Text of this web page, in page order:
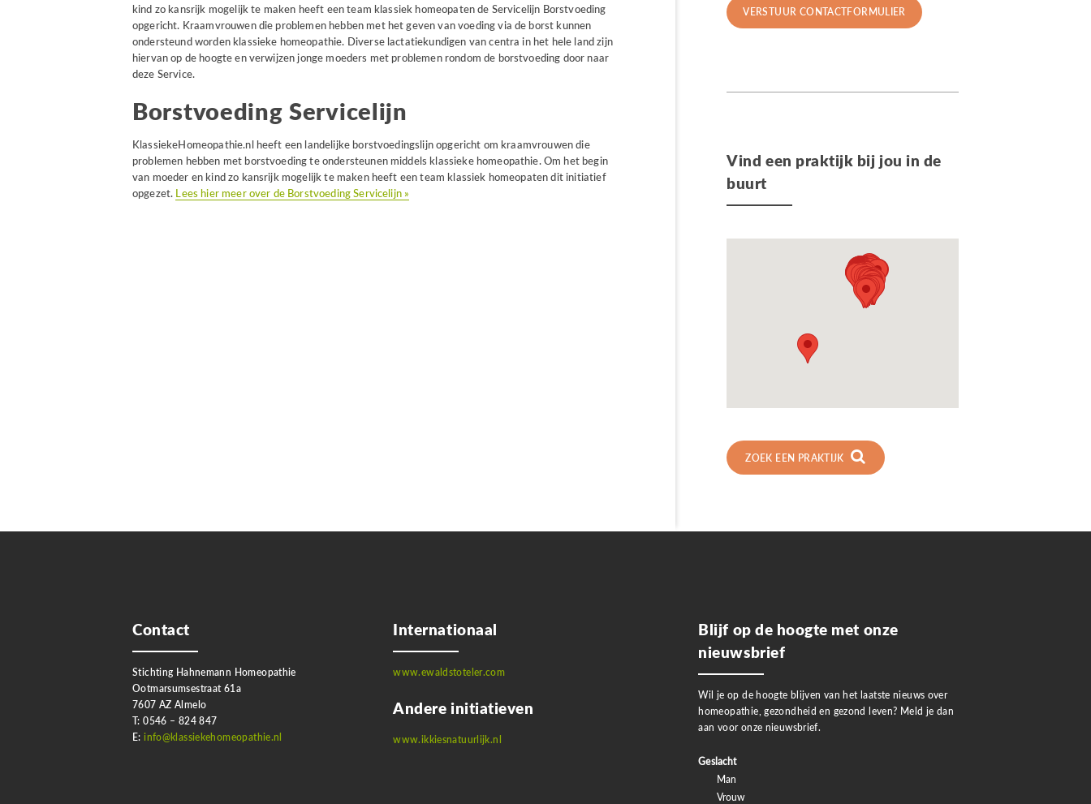
kind zo kansrijk mogelijk te maken heeft een team klassiek homeopaten de Servicelijn Borstvoeding
opgericht. Kraamvrouwen die problemen hebben met het geven van voeding via de borst kunnen
ondersteund worden klassieke homeopathie. Diverse lactatiekundigen van centra in het hele land zijn
hiervan op de hoogte en verwijzen jonge moeders met problemen rondom de borstvoeding door naar
deze Service.
Borstvoeding Servicelijn
KlassiekeHomeopathie.nl heeft een landelijke borstvoedingslijn opgericht om kraamvrouwen die
problemen hebben met borstvoeding te ondersteunen middels klassieke homeopathie. Om het begin
van moeder en kind zo kansrijk mogelijk te maken heeft een team klassiek homeopaten dit initiatief
opgezet. Lees hier meer over de Borstvoeding Servicelijn »
Vind een praktijk bij jou in de
buurt
ZOEK EEN PRAKTIJK
Contact
Stichting Hahnemann Homeopathie
Ootmarsumsestraat 61a
7607 AZ Almelo
T: 0546 – 824 847
E:info@klassiekehomeopathie.nl
Internationaal
www.ewaldstoteler.com
Andere initiatieven
www.ikkiesnatuurlijk.nl
Blijf op de hoogte met onze
nieuwsbrief
Wil je op de hoogte blijven van het laatste nieuws over
homeopathie, gezondheid en gezond leven? Meld je dan
aan voor onze nieuwsbrief.
Geslacht
Man
Vrouw